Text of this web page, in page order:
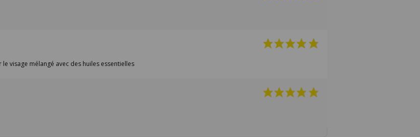
visage mélangé avec des huiles essentielles